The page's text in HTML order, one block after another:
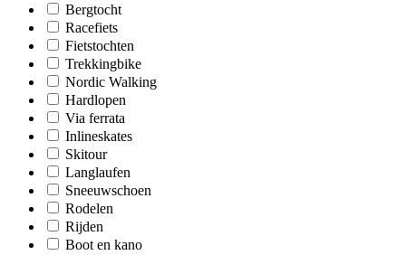
Bergtocht
Racefiets
Fietstochten
Trekkingbike
Nordic Walking
Hardlopen
Via ferrata
Inlineskates
Skitour
Langlaufen
Sneeuwschoen
Rodelen
Rijden
Boot en kano